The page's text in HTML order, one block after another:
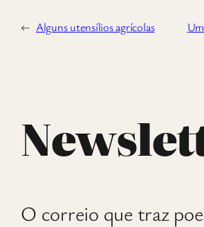
← Alguns utensílios agrícolas
O correio que traz